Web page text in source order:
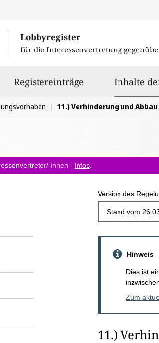
Lobbyregister
für die Interessenvertretung
Registereinträge Inhalte
11.) Verhinderung und Abbau von Protektionismus
innen - Infos
Version des
Hinweis
Dies ist
Zum
11.)